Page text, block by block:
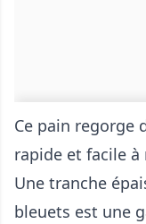
Ce pain regorge
rapide et facile à
Une tranche
bleuets est une